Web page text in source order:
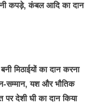
कपड़े, कंबल आदि का दान
मिठाईयों का दान करना
सम्मान, यश और भौतिक
पर देशी घी का दान किया